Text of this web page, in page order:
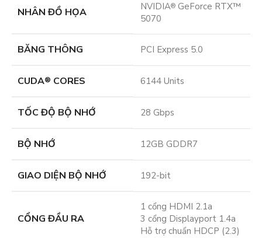
NHÂN ĐỒ HỌA NVIDIA® GeForce RTX™
5070
BĂNG THÔNG PCI Express 5.0
CUDA® CORES 6144 Units
TỐC ĐỘ BỘ NHỚ 28 Gbps
BỘ NHỚ 12GB GDDR7
GIAO DIỆN BỘ NHỚ 192-bit
CỔNG ĐẦU RA
1 cổng HDMI 2.1a
3 cổng Displayport 1.4a
Hỗ trợ chuẩn HDCP (2.3)